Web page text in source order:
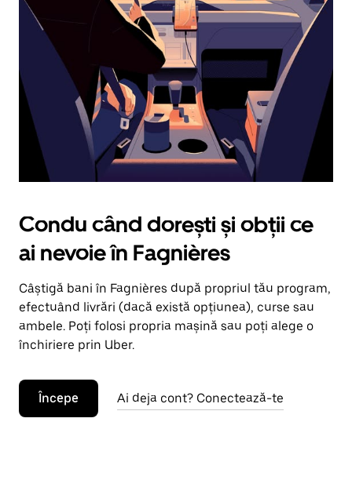
în
jos.
Închide
calendarul
apăsând
pe
butonul
Escape.
Condu când dorești și obții ce
ai nevoie în Fagnières
Câștigă bani în Fagnières după propriul tău program,
efectuând livrări (dacă există opțiunea), curse sau
ambele. Poți folosi propria mașină sau poți alege o
închiriere prin Uber.
Începe Ai deja cont? Conectează-te